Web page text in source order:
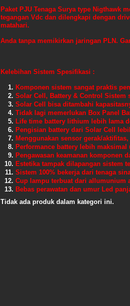
Paket PJU Tenaga Surya type Nigthawk
tegangan Vdc dan dilengkapi dengan
matahari.
Anda tanpa memikirkan jaringan PLN.
Kelebihan Sistem Spesifikasi :
Komponen sistem sangat praktis
Solar Cell, Battery & Control Sistem
Solar Cell bisa ditambahi
Tidak lagi memerlukan Box Panel
Life time battery lithium lebih lama
Pengisian battery dari Solar Cell
Menggunakan sensor gerak/
Performance battery lebih maksimal
Pengawasan keamanan komponen
Estetika tampak dilapangan sistem
Sistem 100% bekerja dari tenaga
Cup lampu terbuat dari allumunium
Bebas perawatan dan umur Led
Tidak ada produk dalam kategori ini.